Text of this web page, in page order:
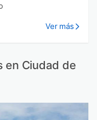
Ver más
en Ciudad de